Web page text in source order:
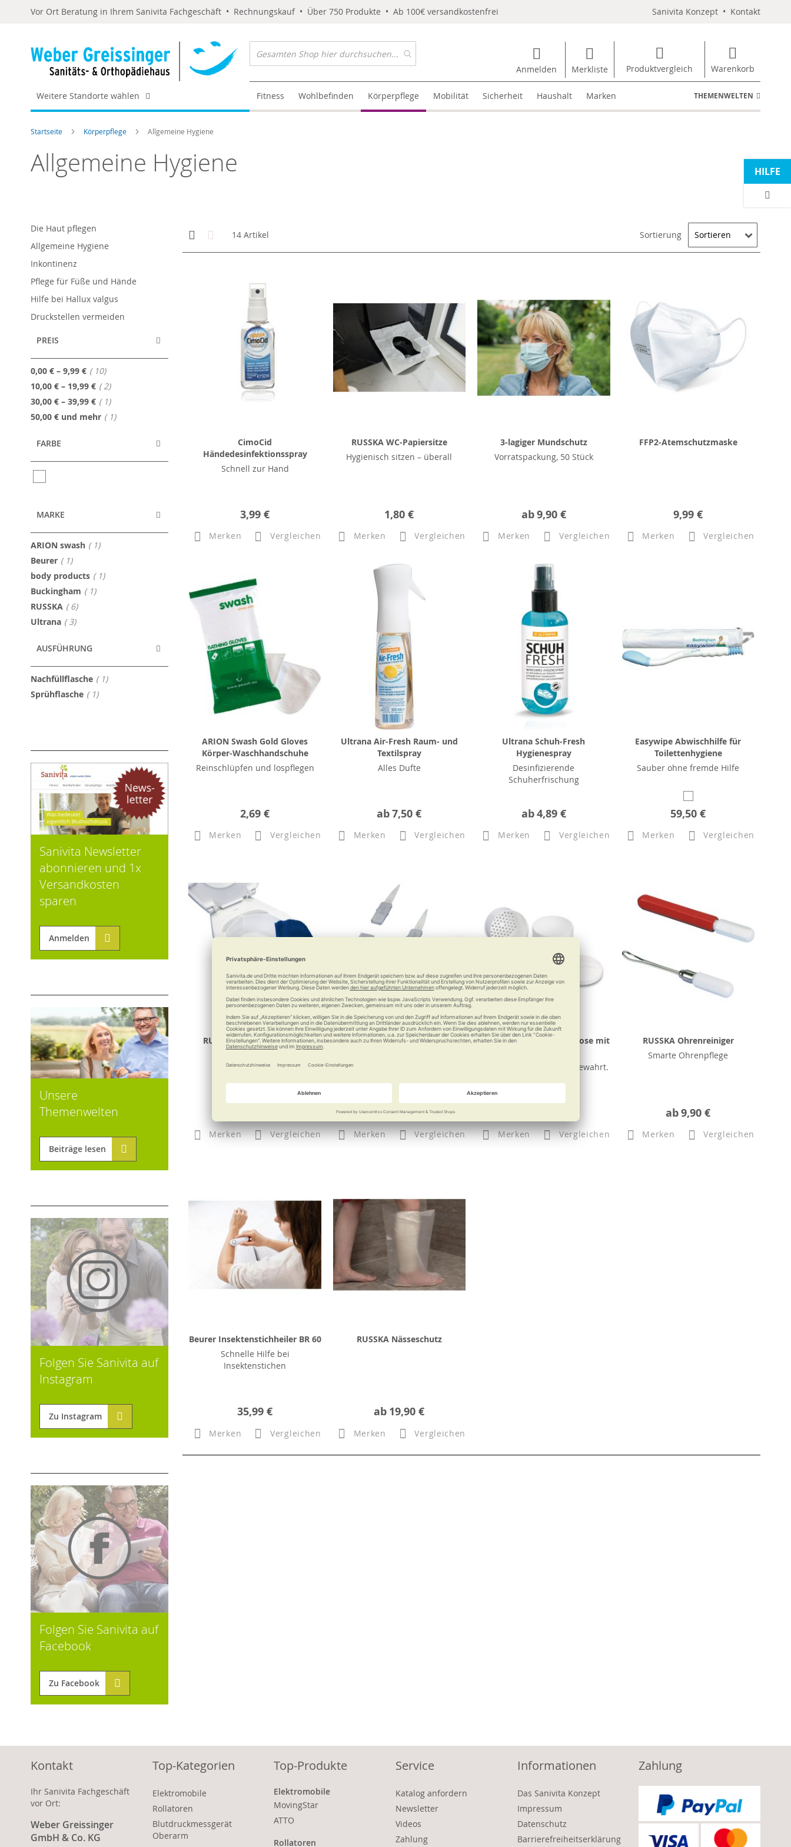
Vor Ort Beratung in Ihrem Sanivita Fachgeschäft • Rechnungskauf • Über 750 Produkte • Ab 100€ versandkostenfrei Sanivita Konzept • Kontakt
Anmelden Merkliste Produktvergleich Warenkorb
Weitere Standorte wählen Fitness Wohlbefinden Körperpflege Mobilität Sicherheit Haushalt Marken THEMENWELTEN
Startseite Körperpflege Allgemeine Hygiene
Allgemeine Hygiene
Anzeigen
als
Kachelansicht
14 Artikel Sortierung
CimoCid
Händedesinfektionsspray
Schnell zur Hand
3,99 €
Merken Vergleichen
RUSSKA WC-Papiersitze
Hygienisch sitzen – überall
1,80 €
Merken Vergleichen
3-lagiger Mundschutz
Vorratspackung, 50 Stück
ab9,90 €
Merken Vergleichen
FFP2-Atemschutzmaske
9,99 €
Merken Vergleichen
ARION Swash Gold Gloves
Körper-Waschhandschuhe
Reinschlüpfen und lospflegen
2,69 €
Merken Vergleichen
Ultrana Air-Fresh Raum- und
Textilspray
Alles Dufte
ab7,50 €
Merken Vergleichen
Ultrana Schuh-Fresh
Hygienespray
Desinfizierende
Schuherfrischung
ab4,89 €
Merken Vergleichen
Easywipe Abwischhilfe für
Toilettenhygiene
Sauber ohne fremde Hilfe
59,50 €
Merken Vergleichen
RUSSKA Einsatz-Bidet mit
Seifenablage
Aus WC mach Bidet
Merken Vergleichen
RUSSKA Zahnstocher mit
Silber für den Zwischenraum
ab17,90 €
Merken Vergleichen
RUSSKA Zahnprothesendose mit
Ihre Dritten bestens aufbewahrt.
Merken Vergleichen
RUSSKA Ohrenreiniger
Smarte Ohrenpflege
ab9,90 €
Merken Vergleichen
Beurer Insektenstichheiler BR 60
Schnelle Hilfe bei
Insektenstichen
35,99 €
Merken Vergleichen
RUSSKA Nässeschutz
ab 19,90 €
Merken Vergleichen
Die Haut pflegen
Allgemeine Hygiene
Inkontinenz
Pflege für Füße und Hände
Hilfe bei Hallux valgus
Druckstellen vermeiden
PREIS
0,00 € – 9,99 € 10Artikel
10,00 € – 19,99 € 2Artikel
30,00 € – 39,99 € 1Artikel
50,00 € und mehr 1Artikel
FARBE
MARKE
ARION swash 1Artikel
Beurer 1Artikel
body products 1Artikel
Buckingham 1Artikel
RUSSKA 6Artikel
Ultrana 3Artikel
AUSFÜHRUNG
Nachfüllflasche 1Artikel
Sprühflasche 1Artikel
Sanivita Newsletter
abonnieren und 1x
Versandkosten
sparen
Anmelden
Unsere
Themenwelten
Beiträge lesen
Folgen Sie Sanivita auf
Instagram
Zu Instagram
Folgen Sie Sanivita auf
Facebook
Zu Facebook
HILFE
Kontakt
Ihr Sanivita Fachgeschäft
vor Ort:
Weber Greissinger
GmbH & Co. KG
Top-Kategorien
Elektromobile
Rollatoren
Blutdruckmessgerät
Oberarm
Top-Produkte
Elektromobile
MovingStar
ATTO
Rollatoren
Service
Katalog anfordern
Newsletter
Videos
Zahlung
Informationen
Das Sanivita Konzept
Impressum
Datenschutz
Barrierefreiheitserklärung
Zahlung